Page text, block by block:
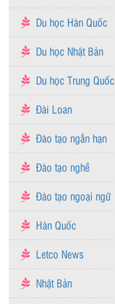
Du học Hàn Quốc
Du học Nhật Bản
Du học Trung Quốc
Đài Loan
Đào tạo ngắn hạn
Đào tạo nghề
Đào tạo ngoại ngữ
Hàn Quốc
Letco News
Nhật Bản